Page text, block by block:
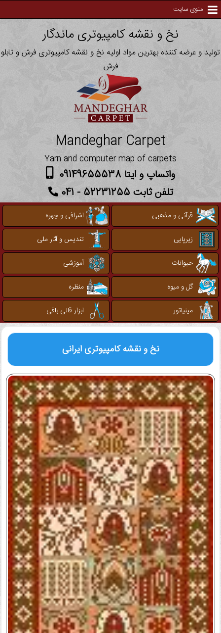
منوی سایت
نخ و نقشه کامپیوتری ماندگار
تولید و عرضه کننده بهترین مواد اولیه نخ و نقشه کامپیوتری فرش و تابلو
فرش
Mandeghar Carpet
Yarn and computer map of carpets
واتساپ و ایتا 09149655538
تلفن ثابت 52231255 - 041
قرآنی و مذهبی
اشرافی و چهره
زیرپایی
تندیس و آثار ملی
حیوانات
آموزشی
گل و میوه
منظره
مینیاتور
ابزار قالی بافی
نخ و نقشه کامپیوتریایرانی